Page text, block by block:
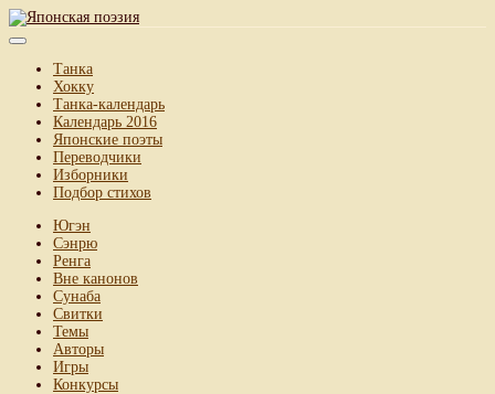
Танка
Хокку
Танка-календарь
Календарь 2016
Японские поэты
Переводчики
Изборники
Подбор стихов
Югэн
Сэнрю
Ренга
Вне канонов
Сунаба
Свитки
Темы
Авторы
Игры
Конкурсы